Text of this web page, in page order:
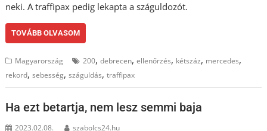
neki. A traffipax pedig lekapta a száguldozót.
TOVÁBB OLVASOM
Magyarország 200,debrecen,ellenőrzés, kétszáz, mercedes,
rekord,sebesség,száguldás,traffipax
Ha ezt betartja, nem lesz semmi baja
2023.02.08. szabolcs24.hu